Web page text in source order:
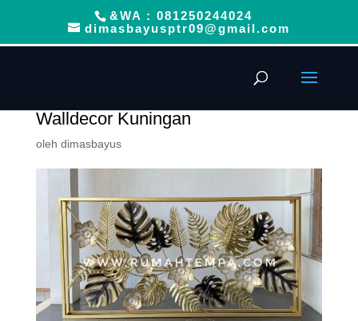
&WA : 081250244024
dimasbayusptr09@gmail.com
Walldecor Kuningan
oleh dimasbayus